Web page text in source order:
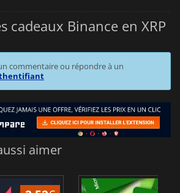
cadeaux Binance en XRP
commentaire ou répondre à un
aimer